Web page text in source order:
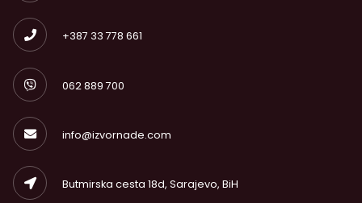
+387 33 778 661
062 889 700
info@izvornade.com
Butmirska cesta 18d, Sarajevo, BiH